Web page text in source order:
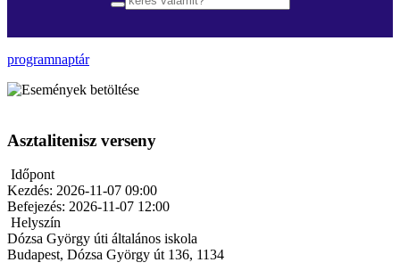
programnaptár
Asztalitenisz verseny
Időpont
Kezdés: 2026-11-07 09:00
Befejezés: 2026-11-07 12:00
Helyszín
Dózsa György úti általános iskola
Budapest, Dózsa György út 136, 1134